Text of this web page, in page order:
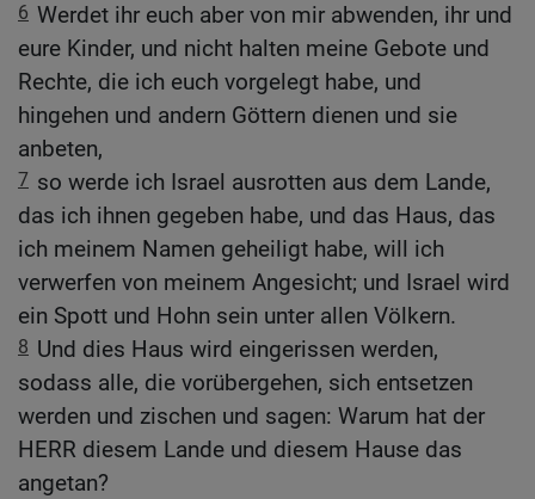
6 Werdet ihr euch aber von mir abwenden, ihr und
eure Kinder, und nicht halten meine Gebote und
Rechte, die ich euch vorgelegt habe, und
hingehen und andern Göttern dienen und sie
anbeten,
7 so werde ich Israel ausrotten aus dem Lande,
das ich ihnen gegeben habe, und das Haus, das
ich meinem Namen geheiligt habe, will ich
verwerfen von meinem Angesicht; und Israel wird
ein Spott und Hohn sein unter allen Völkern.
8 Und dies Haus wird eingerissen werden,
sodass alle, die vorübergehen, sich entsetzen
werden und zischen und sagen: Warum hat der
HERR diesem Lande und diesem Hause das
angetan?